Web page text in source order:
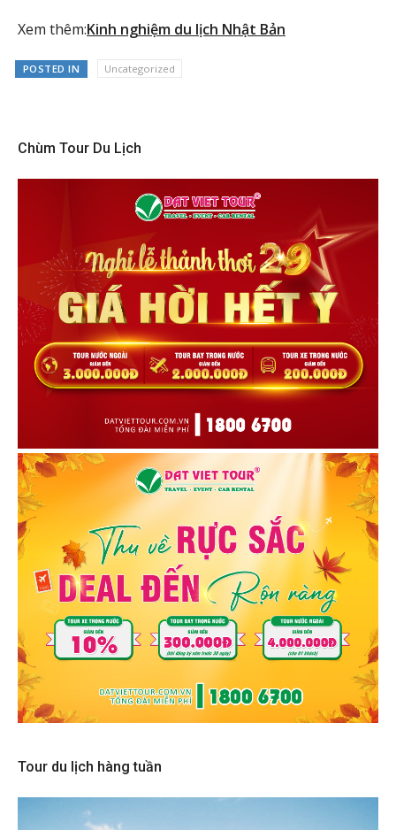
Xem thêm:Kinh nghiệm du lịch Nhật Bản
POSTED IN Uncategorized
Chùm Tour Du Lịch
Tour du lịch hàng tuần